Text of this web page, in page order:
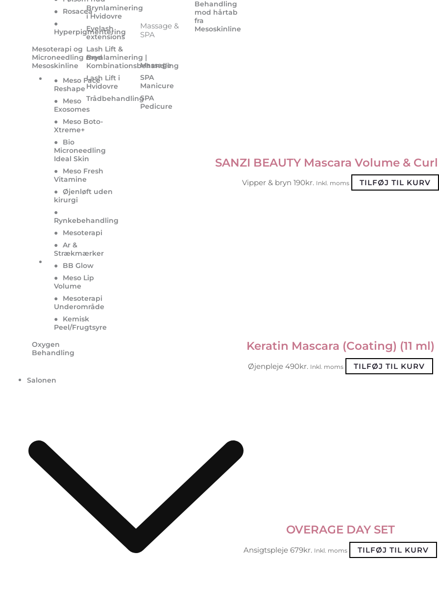
●
Rosacea
●
Hyperpigmentering
Mesoterapi og
Microneedling med
Mesoskinline
●
Meso Face
Reshape
●
Meso
Exosomes
●
Meso Boto-
Xtreme+
●
Bio
Microneedling
Ideal Skin
●
Meso Fresh
Vitamine
●
Øjenløft uden
kirurgi
●
Rynkebehandling
●
Mesoterapi
●
Ar &
Strækmærker
●
BB Glow
●
Meso Lip
Volume
●
Mesoterapi
Underområde
●
Kemisk
Peel/Frugtsyre
Oxygen
Behandling
Brynlaminering
i Hvidovre
Eyelash
extensions
Lash Lift &
Brynlaminering |
Kombinationsbehandling
Lash Lift i
Hvidovre
Trådbehandling
Massage &
SPA
Massage
SPA
Manicure
SPA
Pedicure
Behandling
mod hårtab
fra
Mesoskinline
Salonen
SANZI BEAUTY Mascara Volume &
Vipper & bryn 190kr. Inkl. moms TILFØJ TIL KURV
Keratin Mascara (Coating) (11 ml)
Øjenpleje 490kr. Inkl. moms TILFØJ TIL KURV
OVERAGE DAY SET
Ansigtspleje 679kr. Inkl. moms TILFØJ TIL KURV